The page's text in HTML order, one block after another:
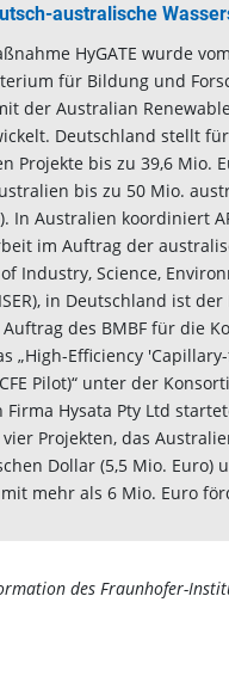
australische
HyGATE wurde vom
für Bildung und
der Australian
Deutschland stellt
Projekte bis zu 39,6 Mio.
bis zu 50 Mio.
In Australien koordiniert
im Auftrag der
Industry, Science,
in Deutschland ist
Auftrag des BMBF für die
„High-Efficiency
Pilot)“ unter der
Hysata Pty Ltd
Projekten, das
Dollar (5,5 Mio. Euro)
mehr als 6 Mio. Euro
des Fraunhofer-